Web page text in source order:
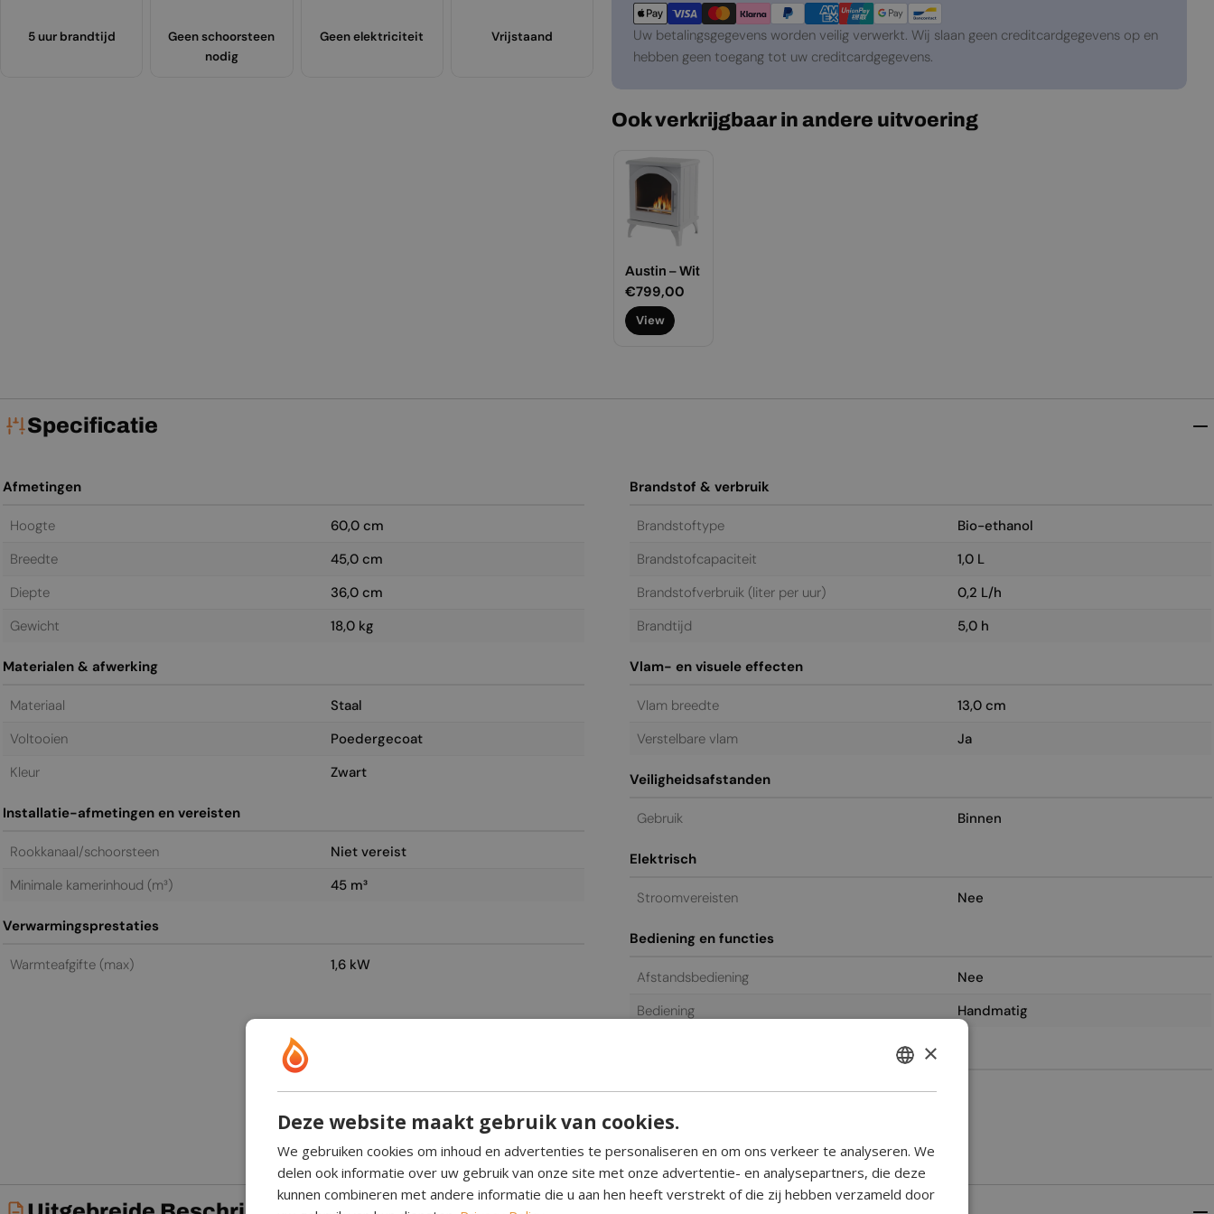
5 uur brandtijd
Geen schoorsteen
nodig
Geen elektriciteit Vrijstaand
Uw betalingsgegevens worden veilig verwerkt. Wij slaan geen creditcardgegevens op en
hebben geen toegang tot uw creditcardgegevens.
Ook verkrijgbaar in andere uitvoering
Austin – Wit
Normale
prijs
€799,00
View
Specificatie
Afmetingen
Hoogte
60,0 cm
Breedte
45,0 cm
Diepte
36,0 cm
Gewicht
18,0 kg
Materialen & afwerking
Materiaal
Staal
Voltooien
Poedergecoat
Kleur
Zwart
Installatie-afmetingen en vereisten
Rookkanaal/schoorsteen
Niet vereist
Minimale kamerinhoud (m³)
45 m³
Verwarmingsprestaties
Warmteafgifte (max) 1,6 kW
Brandstof & verbruik
Brandstoftype
Bio-ethanol
Brandstofcapaciteit
1,0 L
Brandstofverbruik (liter per uur)
0,2 L/h
Brandtijd
5,0 h
Vlam- en visuele effecten
Vlam breedte
13,0 cm
Verstelbare vlam
Ja
Veiligheidsafstanden
Gebruik Binnen
Elektrisch
Stroomvereisten Nee
Bediening en functies
Afstandsbediening
Nee
Bediening
Handmatig
Garantie
CATALAN
CZECH
×
Deze website maakt gebruik van cookies.
We gebruiken cookies om inhoud en advertenties te personaliseren en om ons verkeer te analyseren. We
delen ook informatie over uw gebruik van onze site met onze advertentie- en analysepartners, die deze
kunnen combineren met andere informatie die u aan hen heeft verstrekt of die zij hebben verzameld door